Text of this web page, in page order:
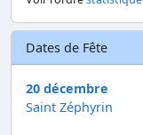
Dates de Fête
20 décembre
Saint Zéphyrin